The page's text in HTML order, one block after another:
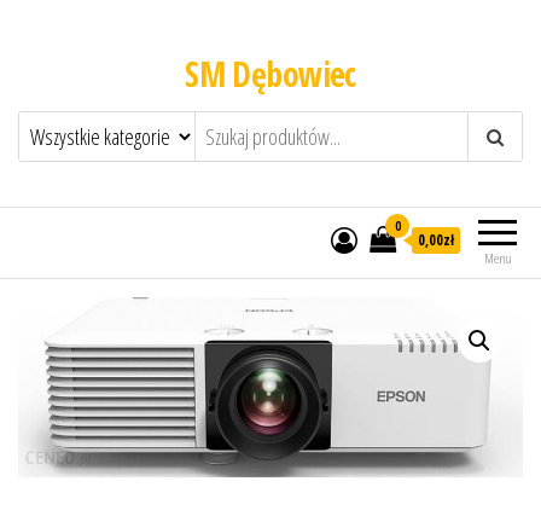
SM Dębowiec
Menu
0
0,00zł